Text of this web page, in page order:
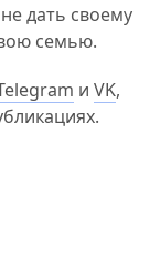
дать своему
семью.
и VK,